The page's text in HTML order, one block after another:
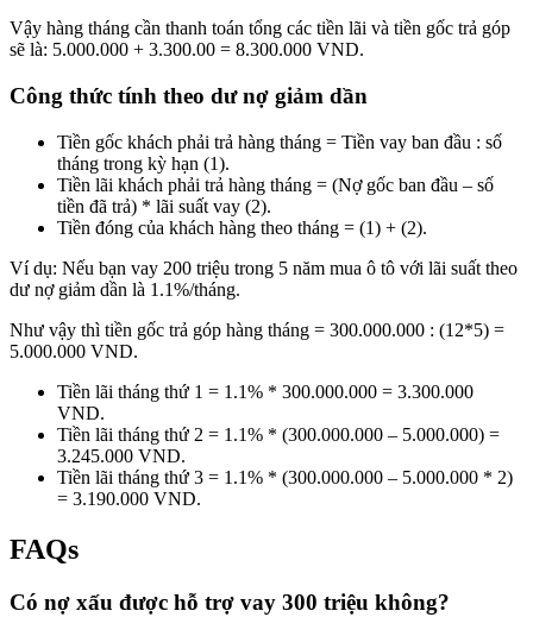
Vậy hàng tháng cần thanh toán tổng các tiền lãi và tiền gốc trả góp
sẽ là: 5.000.000 + 3.300.00 = 8.300.000 VND.
Công thức tính theo dư nợ giảm dần
Tiền gốc khách phải trả hàng tháng = Tiền vay ban đầu : số
tháng trong kỳ hạn (1).
Tiền lãi khách phải trả hàng tháng = (Nợ gốc ban đầu – số
tiền đã trả) * lãi suất vay (2).
Tiền đóng của khách hàng theo tháng = (1) + (2).
Ví dụ: Nếu bạn vay 200 triệu trong 5 năm mua ô tô với lãi suất theo
dư nợ giảm dần là 1.1%/tháng.
Như vậy thì tiền gốc trả góp hàng tháng = 300.000.000 : (12*5) =
5.000.000 VND.
Tiền lãi tháng thứ 1 = 1.1% * 300.000.000 = 3.300.000
VND.
Tiền lãi tháng thứ 2 = 1.1% * (300.000.000 – 5.000.000) =
3.245.000 VND.
Tiền lãi tháng thứ 3 = 1.1% * (300.000.000 – 5.000.000 * 2)
= 3.190.000 VND.
FAQs
Có nợ xấu được hỗ trợ vay 300 triệu không?